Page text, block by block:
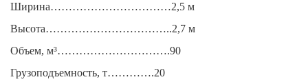
Ширина……………………………2,5 м
Высота……………………………..2,7 м
Объем, м³………………………….90
Грузоподъемность, т………….20